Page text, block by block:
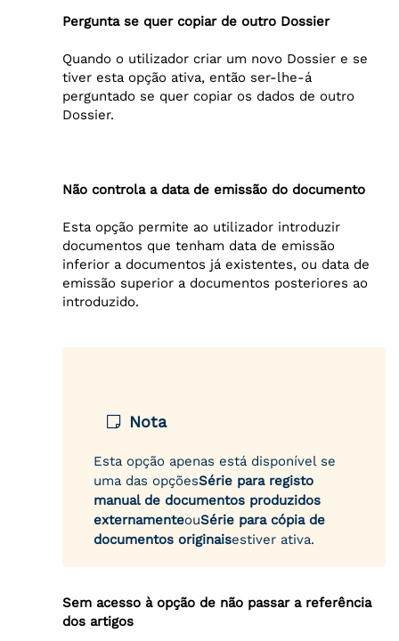
Pergunta se quer copiar de outro Dossier
Quando o utilizador criar um novo Dossier e se
tiver esta opção ativa, então ser-lhe-á
perguntado se quer copiar os dados de outro
Dossier.
Não controla a data de emissão do documento
Esta opção permite ao utilizador introduzir
documentos que tenham data de emissão
inferior a documentos já existentes, ou data de
emissão superior a documentos posteriores ao
introduzido.
Nota
Esta opção apenas está disponível se
uma das opçõesSérie para registo
manual de documentos produzidos
externamenteouSérie para cópia de
documentos originaisestiver ativa.
Sem acesso à opção de não passar a referência
dos artigos